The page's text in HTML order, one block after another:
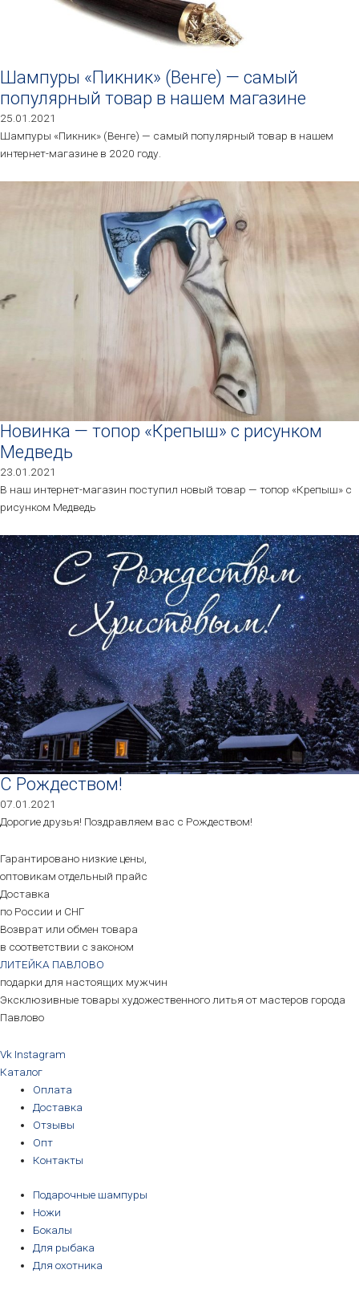
Шампуры «Пикник» (Венге) — самый
популярный товар в нашем магазине
25.01.2021
Шампуры «Пикник» (Венге) — самый популярный товар в нашем
интернет-магазине в 2020 году.
Новинка — топор «Крепыш» с рисунком
Медведь
23.01.2021
В наш интернет-магазин поступил новый товар — топор «Крепыш» с
рисунком Медведь
С Рождеством!
07.01.2021
Дорогие друзья! Поздравляем вас с Рождеством!
Гарантировано низкие цены,
оптовикам отдельный прайс
Доставка
по России и СНГ
Возврат или обмен товара
в соответствии с законом
ЛИТЕЙКА ПАВЛОВО
подарки для настоящих мужчин
Эксклюзивные товары художественного литья от мастеров города
Павлово
Vk Instagram
Каталог
Оплата
Доставка
Отзывы
Опт
Контакты
Подарочные шампуры
Ножи
Бокалы
Для рыбака
Для охотника